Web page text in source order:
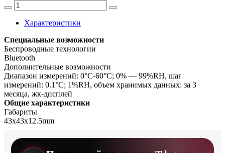
Характеристики
Специальные возможности
Беспроводные технологии
Bluetooth
Дополнительные возможности
Диапазон измерений: 0°C-60°C; 0% — 99%RH, шаг
измерений: 0.1°C; 1%RH, объем хранимых данных: за 3
месяца, жк-дисплей
Общие характеристики
Габариты
43x43x12.5mm